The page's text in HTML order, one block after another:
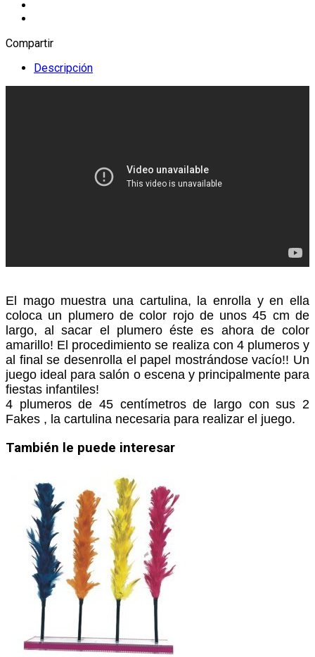
Compartir
Descripción
El mago muestra una cartulina, la enrolla y en ella
coloca un plumero de color rojo de unos 45 cm de
largo, al sacar el plumero éste es ahora de color
amarillo! El procedimiento se realiza con 4 plumeros y
al final se desenrolla el papel mostrándose vacío!! Un
juego ideal para salón o escena y principalmente para
fiestas infantiles!
4 plumeros de 45 centímetros de largo con sus 2
Fakes , la cartulina necesaria para realizar el juego.
También le puede interesar